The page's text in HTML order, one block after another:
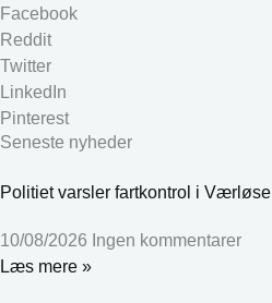
Facebook
Reddit
Twitter
LinkedIn
Pinterest
Seneste nyheder
Politiet varsler fartkontrol i Værløse
10/08/2026 Ingen kommentarer
Læs mere »